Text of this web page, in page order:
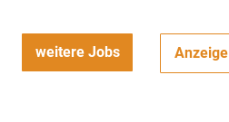
weitere Jobs